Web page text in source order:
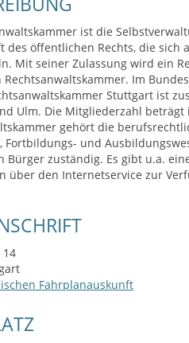
ist die
des öffentlichen Rechts, die
Mit seiner Zulassung wird ein
Im
Stuttgart ist
Ulm. Die Mitgliederzahl beträgt
gehört die
Fortbildungs- und
Bürger zuständig. Es gibt u.a.
über den Internetservice zur
14
Fahrplanauskunft